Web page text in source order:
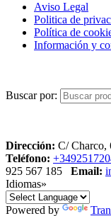
Aviso Legal
Politica de
Política de
Información y
Buscar por:
Dirección: C/ Charco,
Teléfono:
925 567 185 Email:
Idiomas»
Powered by